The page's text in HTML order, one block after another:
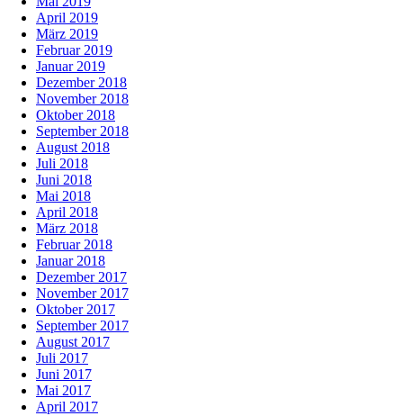
April 2019
März 2019
Februar 2019
Januar 2019
Dezember 2018
November 2018
Oktober 2018
September 2018
August 2018
Juli 2018
Juni 2018
Mai 2018
April 2018
März 2018
Februar 2018
Januar 2018
Dezember 2017
November 2017
Oktober 2017
September 2017
August 2017
Juli 2017
Juni 2017
Mai 2017
April 2017